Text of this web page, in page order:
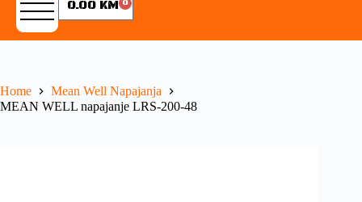
0.00 KM 0
Home
Mean Well Napajanja
MEAN WELL napajanje LRS-200-48